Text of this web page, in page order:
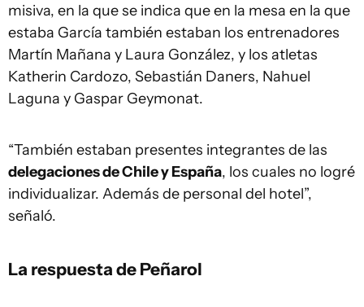
misiva, en la que se indica que en la mesa en la que
estaba García también estaban los entrenadores
Martín Mañana y Laura González, y los atletas
Katherin Cardozo, Sebastián Daners, Nahuel
Laguna y Gaspar Geymonat.
“También estaban presentes integrantes de las
delegaciones de Chile y España, los cuales no logré
individualizar. Además de personal del hotel”,
señaló.
La respuesta de Peñarol